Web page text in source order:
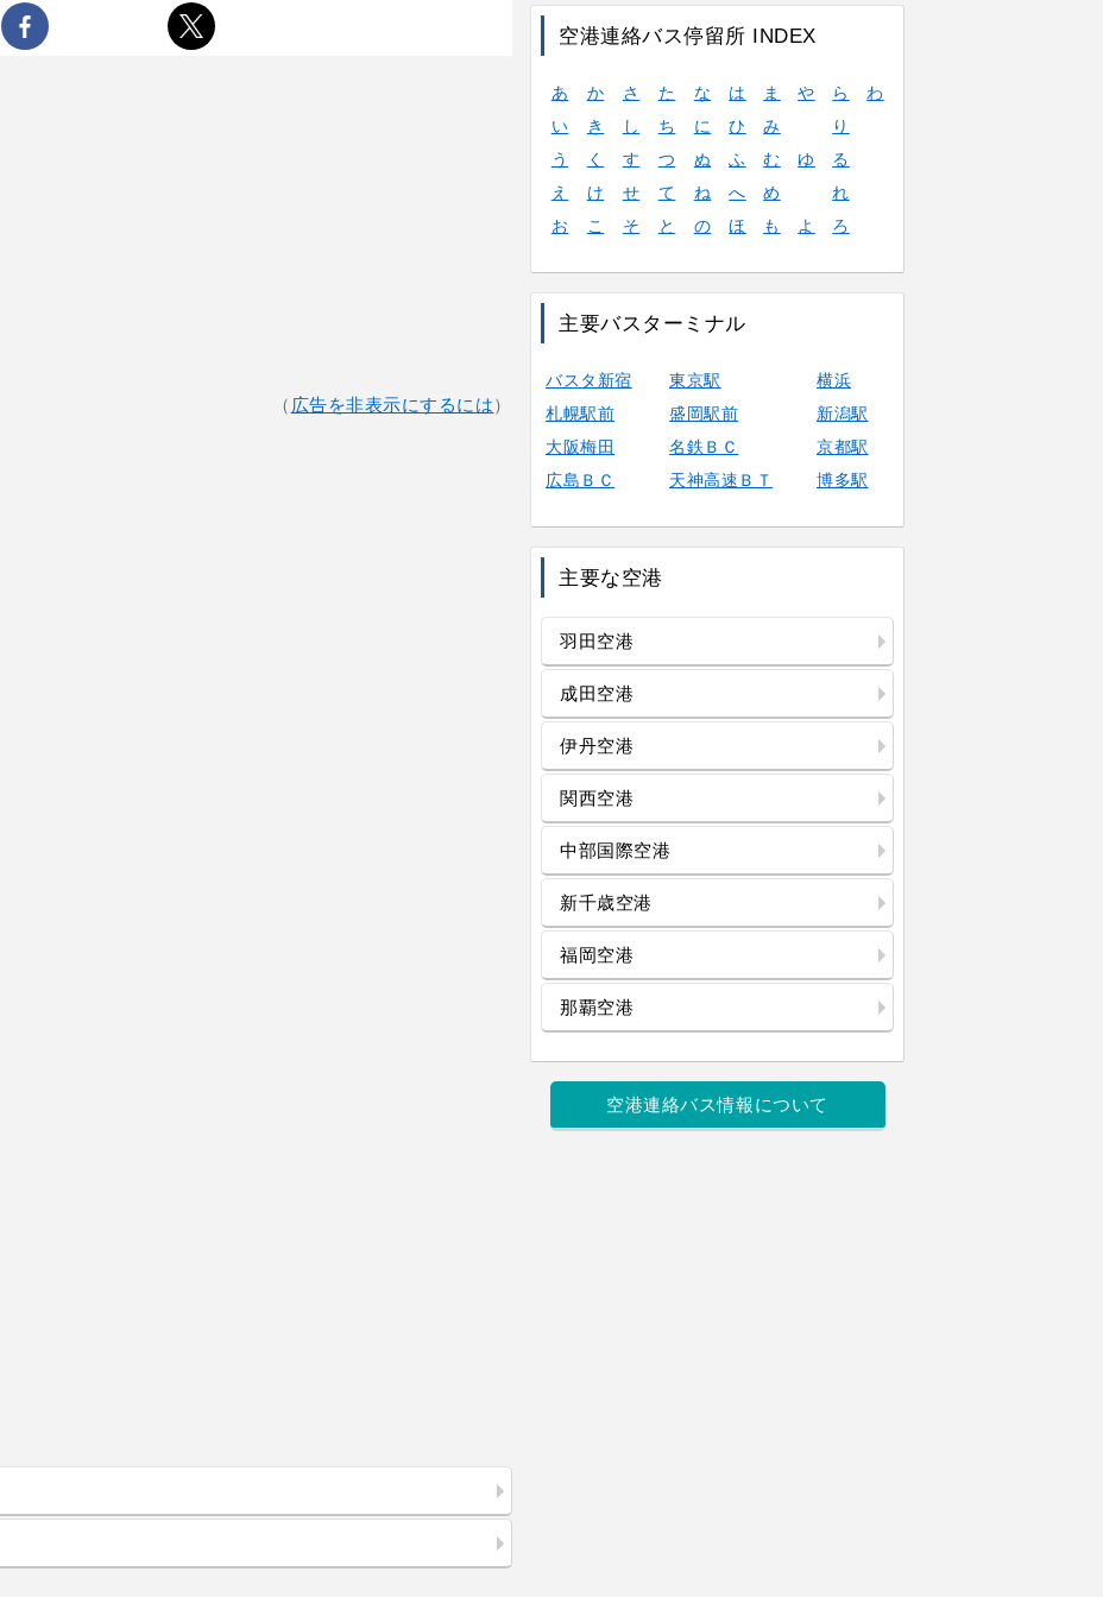
（ 広告を非表示にするには）
空港連絡バス停留所 INDEX
あ か さ た な は ま や ら
わ
い
き し ち に ひ み
り
う
く す つ ぬ ふ む ゆ
る
え
け せ て ね へ め
れ
お
こ そ と の ほ も よ ろ
主要バスターミナル
バスタ新宿 東京駅
横浜
札幌駅前
盛岡駅前
新潟駅
大阪梅田
名鉄ＢＣ
京都駅
広島ＢＣ
天神高速ＢＴ 博多駅
主要な空港
羽田空港
成田空港
伊丹空港
関西空港
中部国際空港
新千歳空港
福岡空港
那覇空港
空港連絡バス情報について